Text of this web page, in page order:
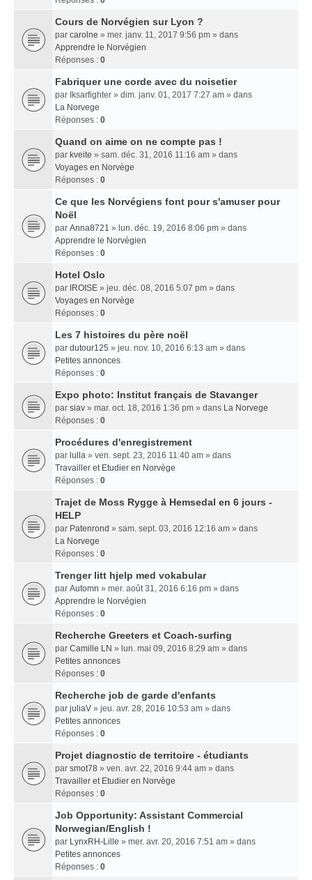
Cours de Norvégien sur Lyon ?
par carolne » mer. janv. 11, 2017 9:56 pm » dans
Apprendre le Norvégien
Réponses : 0
Fabriquer une corde avec du noisetier
par Iksarfighter » dim. janv. 01, 2017 7:27 am » dans
La Norvege
Réponses : 0
Quand on aime on ne compte pas !
par kveite » sam. déc. 31, 2016 11:16 am » dans
Voyages en Norvège
Réponses : 0
Ce que les Norvégiens font pour s'amuser pour
Noël
par Anna8721 » lun. déc. 19, 2016 8:06 pm » dans
Apprendre le Norvégien
Réponses : 0
Hotel Oslo
par IROISE » jeu. déc. 08, 2016 5:07 pm » dans
Voyages en Norvège
Réponses : 0
Les 7 histoires du père noël
par dutour125 » jeu. nov. 10, 2016 6:13 am » dans
Petites annonces
Réponses : 0
Expo photo: Institut français de Stavanger
par siav » mar. oct. 18, 2016 1:36 pm » dans La Norvege
Réponses : 0
Procédures d'enregistrement
par lulla » ven. sept. 23, 2016 11:40 am » dans
Travailler et Etudier en Norvège
Réponses : 0
Trajet de Moss Rygge à Hemsedal en 6 jours -
HELP
par Patenrond » sam. sept. 03, 2016 12:16 am » dans
La Norvege
Réponses : 0
Trenger litt hjelp med vokabular
par Automn » mer. août 31, 2016 6:16 pm » dans
Apprendre le Norvégien
Réponses : 0
Recherche Greeters et Coach-surfing
par Camille LN » lun. mai 09, 2016 8:29 am » dans
Petites annonces
Réponses : 0
Recherche job de garde d'enfants
par juliaV » jeu. avr. 28, 2016 10:53 am » dans
Petites annonces
Réponses : 0
Projet diagnostic de territoire - étudiants
par smot78 » ven. avr. 22, 2016 9:44 am » dans
Travailler et Etudier en Norvège
Réponses : 0
Job Opportunity: Assistant Commercial
Norwegian/English !
par LynxRH-Lille » mer. avr. 20, 2016 7:51 am » dans
Petites annonces
Réponses : 0